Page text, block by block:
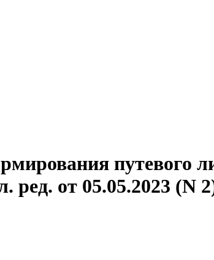
путевого
ред. от 05.05.2023 (N